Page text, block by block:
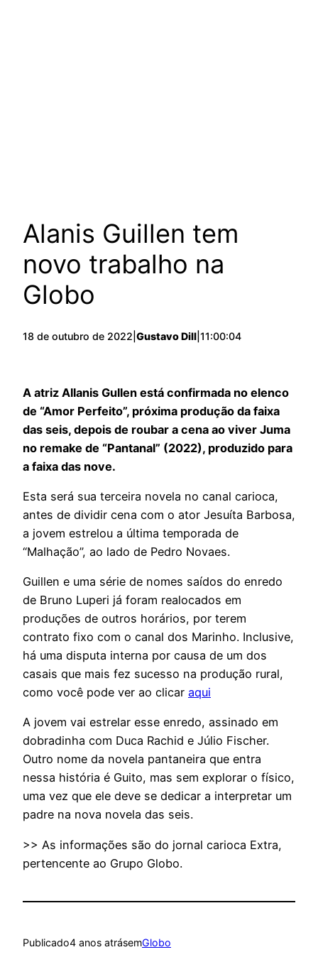
Alanis Guillen tem
novo trabalho na
Globo
18 de outubro de 2022 Gustavo Dill 11:00:04
A atriz Allanis Gullen está confirmada no elenco
de “Amor Perfeito”, próxima produção da faixa
das seis, depois de roubar a cena ao viver Juma
no remake de “Pantanal” (2022), produzido para
a faixa das nove.
Esta será sua terceira novela no canal carioca,
antes de dividir cena com o ator Jesuíta Barbosa,
a jovem estrelou a última temporada de
“Malhação”, ao lado de Pedro Novaes.
Guillen e uma série de nomes saídos do enredo
de Bruno Luperi já foram realocados em
produções de outros horários, por terem
contrato fixo com o canal dos Marinho. Inclusive,
há uma disputa interna por causa de um dos
casais que mais fez sucesso na produção rural,
como você pode ver ao clicar aqui
A jovem vai estrelar esse enredo, assinado em
dobradinha com Duca Rachid e Júlio Fischer.
Outro nome da novela pantaneira que entra
nessa história é Guito, mas sem explorar o físico,
uma vez que ele deve se dedicar a interpretar um
padre na nova novela das seis.
>> As informações são do jornal carioca Extra,
pertencente ao Grupo Globo.
Publicado4 anos atrásemGlobo